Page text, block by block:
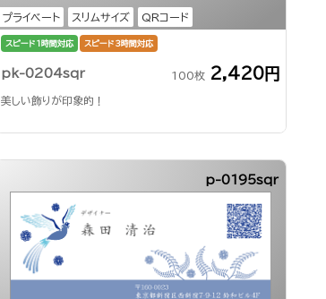
プライベート スリムサイズ QRコード
スピード1時間対応 スピード3時間対応
pk-0204sqr 100枚 2,420円
美しい飾りが印象的！
p-0195sqr